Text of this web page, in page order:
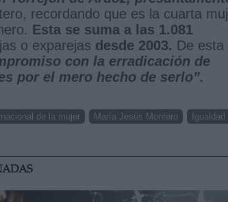
recordando que es la cuarta
Esta se suma a las 1.081
o exparejas desde 2003. De esta
con la erradicación de
por el mero hecho de serlo”.
de la mujer María Jesús Montero
Igualdad